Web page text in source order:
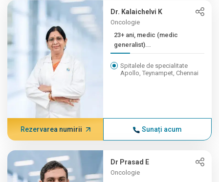
Dr. Kalaichelvi K
Oncologie
23+ ani, medic (medic
generalist)...
Spitalele de specialitate
Apollo, Teynampet, Chennai
Rezervarea numirii Sunați acum
Dr Prasad E
Oncologie